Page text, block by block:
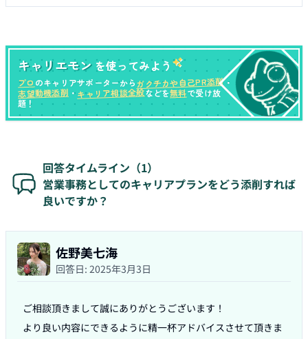
キャリエモン を使ってみよう
プロ のキャリアサポーターからガクチカや自己PR添削・
志望動機添削 ・キャリア相談全般などを無料で受け放
題！
回答タイムライン（1）
営業事務としてのキャリアプランをどう添削すれば
良いですか？
佐野美七海
回答日: 2025年3月3日
ご相談頂きまして誠にありがとうございます！
より良い内容にできるように精一杯アドバイスさせて頂きま